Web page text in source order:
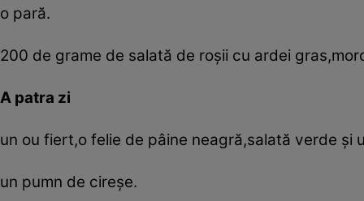
o pară.
200 de grame de salată de roşii cu ardei
A patra zi
un ou fiert,o felie de pâine neagră,salată verde
un pumn de cireşe.